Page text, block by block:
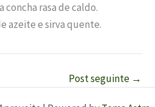
concha rasa de caldo.
azeite e sirva quente.
Post seguinte →